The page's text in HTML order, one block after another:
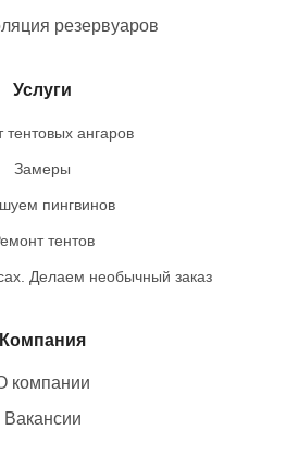
резервуаров
Услуги
тентовых ангаров
Замеры
пингвинов
тентов
Делаем необычный заказ
Компания
компании
Вакансии